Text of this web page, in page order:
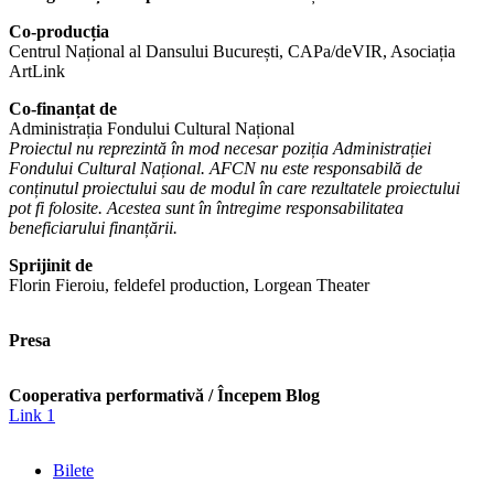
Co-producția
Centrul Național al Dansului București, CAPa/deVIR, Asociația
ArtLink
Co-finanțat de
Administrația Fondului Cultural Național
Proiectul nu reprezintă în mod necesar poziția Administrației
Fondului Cultural Național. AFCN nu este responsabilă de
conținutul proiectului sau de modul în care rezultatele proiectului
pot fi folosite. Acestea sunt în întregime responsabilitatea
beneficiarului finanțării.
Sprijinit de
Florin Fieroiu, feldefel production, Lorgean Theater
Presa
Cooperativa performativă / Începem Blog
Link 1
Bilete